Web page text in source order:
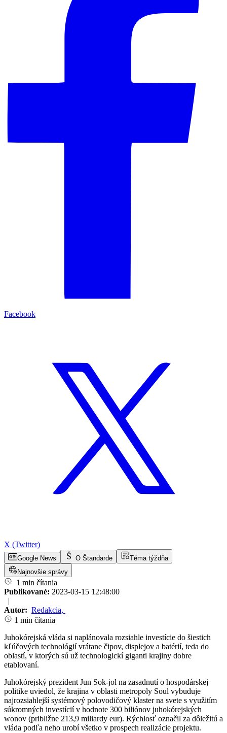
Facebook
X (Twitter)
Google News O Štandarde
Téma týždňa
Najnovšie správy
1 min čítania
Publikované: 2023-03-15 12:48:00
|
Autor: Redakcia,
1 min čítania
Juhokórejská vláda si naplánovala rozsiahle investície do šiestich
kľúčových technológií vrátane čipov, displejov a batérií, teda do
oblastí, v ktorých sú už technologickí giganti krajiny dobre
etablovaní.
Juhokórejský prezident Jun Sok-jol na zasadnutí o hospodárskej
politike uviedol, že krajina v oblasti metropoly Soul vybuduje
najrozsiahlejší systémový polovodičový klaster na svete s využitím
súkromných investícií v hodnote 300 biliónov juhokórejských
wonov (približne 213,9 miliardy eur). Rýchlosť označil za dôležitú a
vláda podľa neho urobí všetko v prospech realizácie projektu.